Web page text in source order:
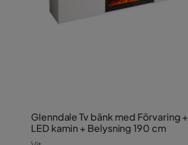
Glenndale Tv bänk med Förvaring +
LED kamin + Belysning 190 cm